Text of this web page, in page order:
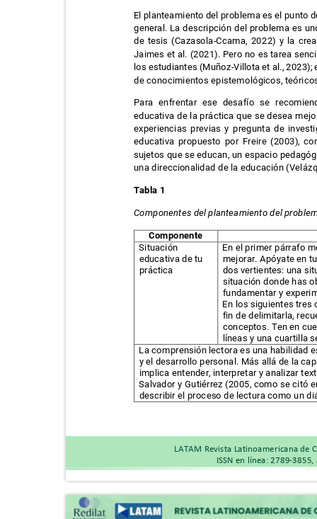
El planteamiento del problema es el punto
general. La descripción del problema es
de tesis (Cazasola-Ccama, 2022) y la
Jaimes et al. (2021). Pero no es tarea
los estudiantes (Muñoz-Villota et al.,
de conocimientos epistemológicos,
Para enfrentar ese desafío se
educativa de la práctica que se desea
experiencias previas y pregunta de
educativa propuesto por Freire (2003),
sujetos que se educan, un espacio
una direccionalidad de la educación
Tabla 1
Componentes del planteamiento del
Componente
Situación
educativa de tu
práctica
En el primer párrafo
mejorar. Apóyate en
dos vertientes: una
situación donde has
fundamentar y
En los siguientes
fin de delimitarla,
conceptos. Ten en
líneas y una cuartilla
La comprensión lectora es una habilidad
y el desarrollo personal. Más allá de la
implica entender, interpretar y analizar
Salvador y Gutiérrez (2005, como se citó
describir el proceso de lectura como un
LATAM Revista Latinoamericana de
ISSN en línea: 2789-